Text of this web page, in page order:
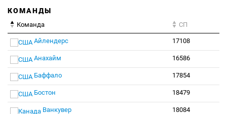
КОМАНДЫ
Команда СП
Айлендерс 17108
Анахайм 16586
Баффало 17854
Бостон 18479
Ванкувер 18084